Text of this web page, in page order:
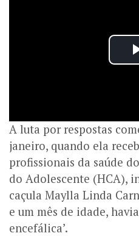
A luta por respostas
janeiro, quando ela
profissionais da saúde
do Adolescente (HCA),
caçula Maylla Linda
e um mês de idade,
encefálica’.